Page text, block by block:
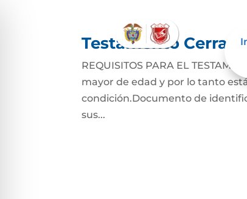
Testamento
REQUISITOS PARA EL
mayor de edad y por lo tanto
condición.Documento de
sus...